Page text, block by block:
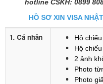
hotline CSKH: 0899
HỒ SƠ XIN VISA
1. Cá nhân
Hộ
Hộ
2 ảnh
Photo
Photo